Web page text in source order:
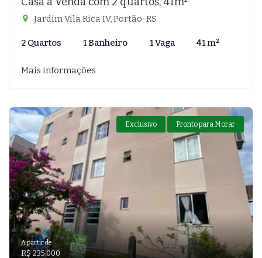
Jardim Vila Rica IV, Portão-RS
2 Quartos 1 Banheiro 1 Vaga 41 m²
Mais informações
Exclusivo Pronto para Morar
A partir de:
R$ 235.000